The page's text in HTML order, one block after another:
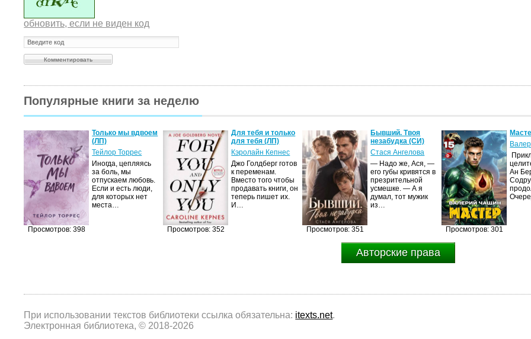
обновить, если не виден код
Популярные книги за неделю
Просмотров: 398
Только мы вдвоем
(ЛП)
Тейлор Торрес
Иногда, цепляясь
за боль, мы
отпускаем любовь.
Если и есть люди,
для которых нет
места…
Просмотров: 352
Для тебя и только
для тебя (ЛП)
Кэролайн Кепнес
Джо Голдберг готов
к переменам.
Вместо того чтобы
продавать книги, он
теперь пишет их.
И…
Просмотров: 351
Бывший. Твоя
незабудка (СИ)
Стася Ангелова
— Надо же, Ася, —
его губы кривятся в
презрительной
усмешке. — А я
думал, тот мужик
из…
Просмотров: 301
Ан
Авторские права
При использовании текстов библиотеки ссылка обязательна: itexts.net.
Электронная библиотека, © 2018-2026